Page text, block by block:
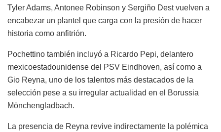
Tyler Adams, Antonee Robinson y Sergiño Dest vuelven a
encabezar un plantel que carga con la presión de hacer
historia como anfitrión.
Pochettino también incluyó a Ricardo Pepi, delantero
mexicoestadounidense del PSV Eindhoven, así como a
Gio Reyna, uno de los talentos más destacados de la
selección pese a su irregular actualidad en el Borussia
Mönchengladbach.
La presencia de Reyna revive indirectamente la polémica